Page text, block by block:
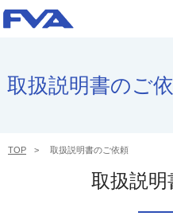
取扱説明書のご
TOP 取扱説明書のご依頼
取扱説